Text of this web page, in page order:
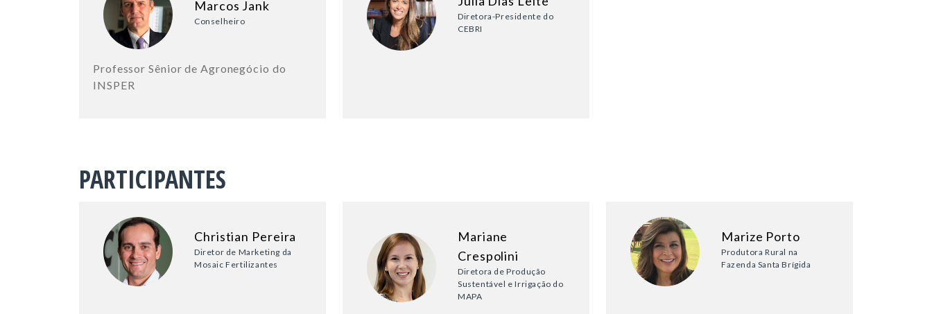
Marcos Jank
Conselheiro
Professor Sênior de Agronegócio do
INSPER
Diretora-Presidente do
CEBRI
PARTICIPANTES
Christian Pereira
Diretor de Marketing da
Mosaic Fertilizantes
Mariane
Crespolini
Diretora de Produção
Sustentável e Irrigação do
MAPA
Marize Porto
Produtora Rural na
Fazenda Santa Brígida